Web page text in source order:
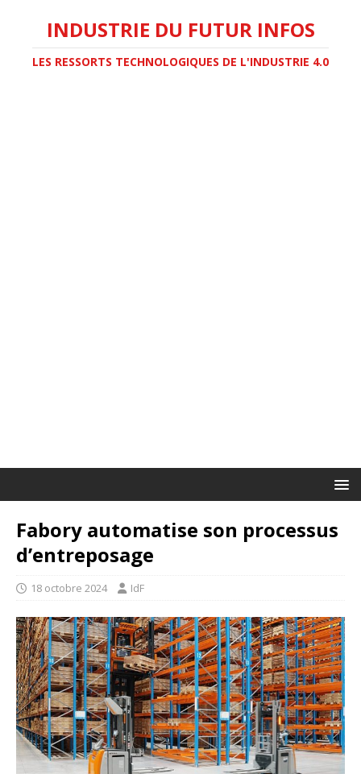
INDUSTRIE DU FUTUR INFOS
LES RESSORTS TECHNOLOGIQUES DE L'INDUSTRIE 4.0
Fabory automatise son processus
d’entreposage
18 octobre 2024 IdF